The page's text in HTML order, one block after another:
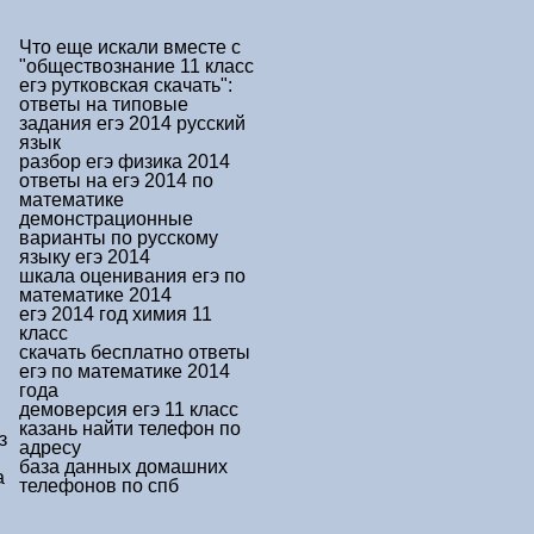
Что еще искали вместе с
"обществознание 11 класс
егэ рутковская скачать":
ответы на типовые
задания егэ 2014 русский
язык
разбор егэ физика 2014
ответы на егэ 2014 по
математике
демонстрационные
варианты по русскому
языку егэ 2014
шкала оценивания егэ по
математике 2014
егэ 2014 год химия 11
класс
скачать бесплатно ответы
егэ по математике 2014
года
демоверсия егэ 11 класс
казань найти телефон по
адресу
база данных домашних
телефонов по спб